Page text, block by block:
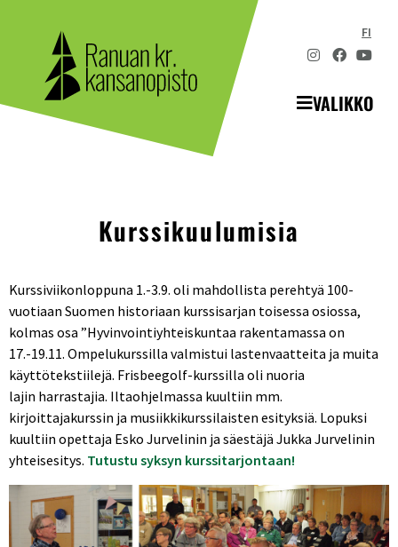
FI
VALIKKO
Kurssikuulumisia
Kurssiviikonloppuna 1.-3.9. oli mahdollista perehtyä 100-
vuotiaan Suomen historiaan kurssisarjan toisessa osiossa,
kolmas osa ”Hyvinvointiyhteiskuntaa rakentamassa on
17.-19.11. Ompelukurssilla valmistui lastenvaatteita ja muita
käyttötekstiilejä. Frisbeegolf-kurssilla oli nuoria
lajin harrastajia. Iltaohjelmassa kuultiin mm.
kirjoittajakurssin ja musiikkikurssilaisten esityksiä. Lopuksi
kuultiin opettaja Esko Jurvelinin ja säestäjä Jukka Jurvelinin
yhteisesitys. Tutustu syksyn kurssitarjontaan!